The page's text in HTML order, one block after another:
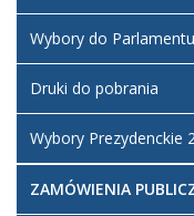
Wybory do
Druki do pobrania
Wybory Prezydenckie
ZAMÓWIENIA